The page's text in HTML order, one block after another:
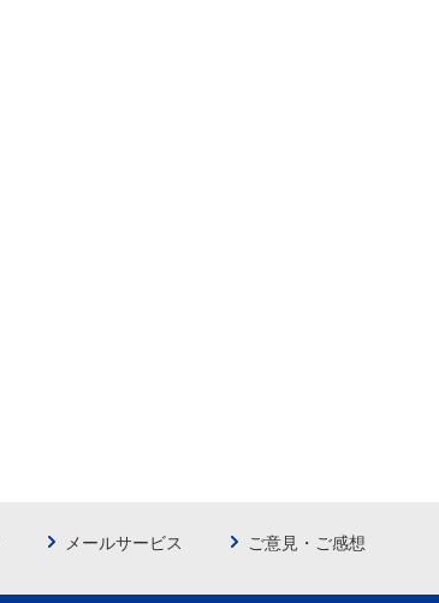
メールサービス ご意見・ご感想